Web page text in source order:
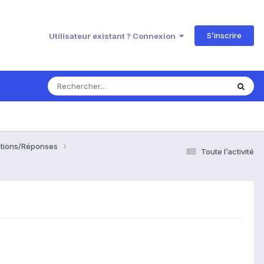
Utilisateur existant ? Connexion S’inscrire
Toute l’activité
Réponses